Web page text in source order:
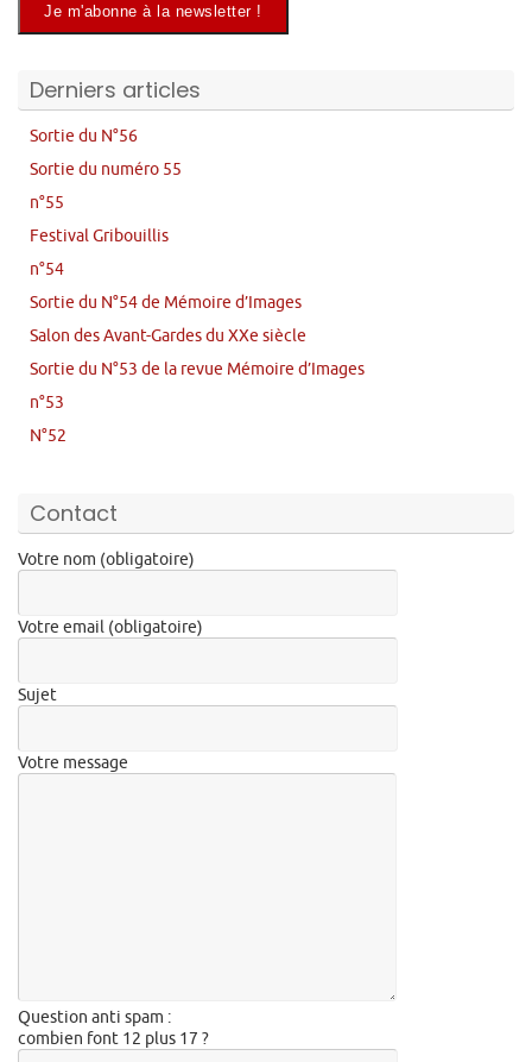
Derniers articles
Sortie du N°56
Sortie du numéro 55
n°55
Festival Gribouillis
n°54
Sortie du N°54 de Mémoire d’Images
Salon des Avant-Gardes du XXe siècle
Sortie du N°53 de la revue Mémoire d’Images
n°53
N°52
Contact
Votre nom (obligatoire)
Votre email (obligatoire)
Sujet
Votre message
Question anti spam :
combien font 12 plus 17 ?